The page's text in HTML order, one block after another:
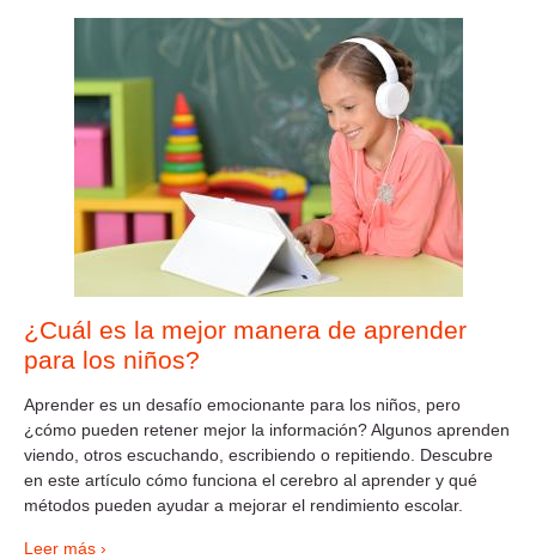
¿Cuál es la mejor manera de aprender
para los niños?
Aprender es un desafío emocionante para los niños, pero
¿cómo pueden retener mejor la información? Algunos aprenden
viendo, otros escuchando, escribiendo o repitiendo. Descubre
en este artículo cómo funciona el cerebro al aprender y qué
métodos pueden ayudar a mejorar el rendimiento escolar.
Leer más ›